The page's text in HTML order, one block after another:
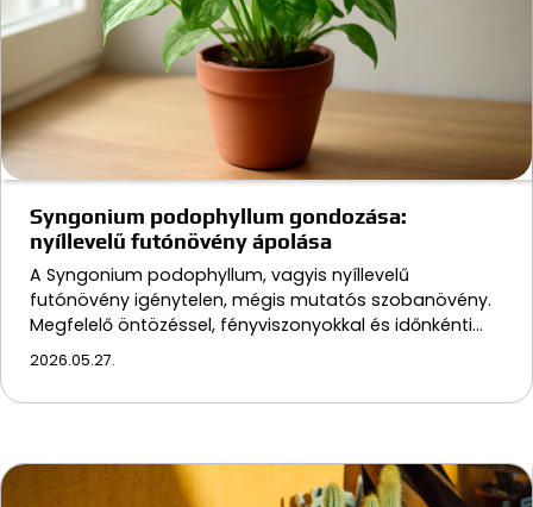
Syngonium podophyllum gondozása:
nyíllevelű futónövény ápolása
A Syngonium podophyllum, vagyis nyíllevelű
futónövény igénytelen, mégis mutatós szobanövény.
Megfelelő öntözéssel, fényviszonyokkal és időnkénti…
2026.05.27.